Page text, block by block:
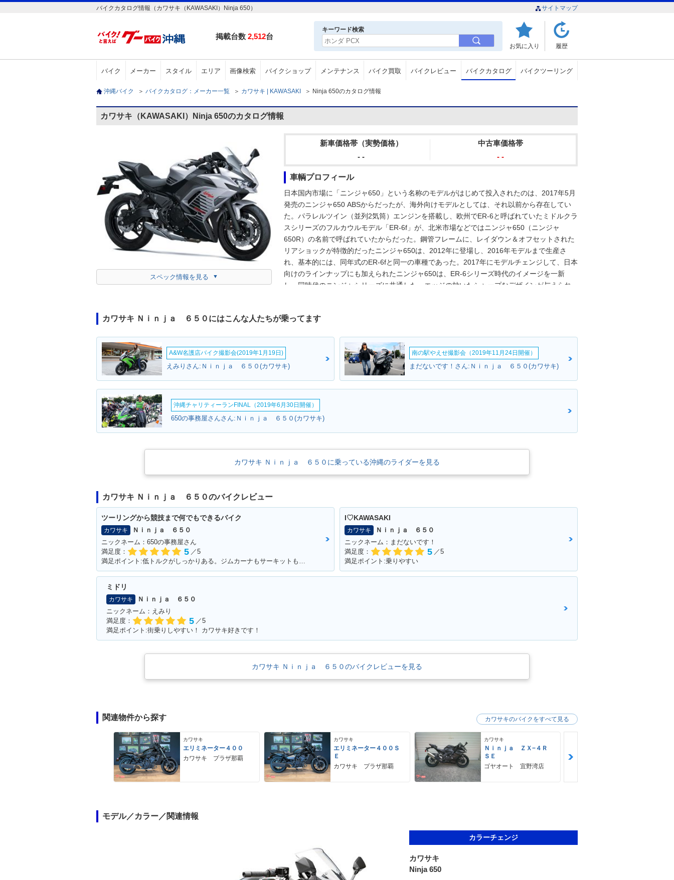
バイクカタログ情報（カワサキ（KAWASAKI）Ninja 650） サイトマップ
掲載台数 2,512台
キーワード検索
お気に入り 履歴
バイク メーカー スタイル エリア 画像検索 バイクショップ メンテナンス バイク買取 バイクレビュー バイクカタログ バイクツーリング
沖縄バイク ＞ バイクカタログ：メーカー一覧 ＞ カワサキ | KAWASAKI ＞ Ninja 650のカタログ情報
カワサキ（KAWASAKI）Ninja 650のカタログ情報
スペック情報を見る
新車価格帯（実勢価格）
- -
中古車価格帯
- -
車輌プロフィール
日本国内市場に「ニンジャ650」という名称のモデルがはじめて投入されたのは、2017年5月
発売のニンジャ650 ABSからだったが、海外向けモデルとしては、それ以前から存在してい
た。パラレルツイン（並列2気筒）エンジンを搭載し、欧州でER-6と呼ばれていたミドルクラ
スシリーズのフルカウルモデル「ER-6f」が、北米市場などではニンジャ650（ニンジャ
650R）の名前で呼ばれていたからだった。鋼管フレームに、レイダウン＆オフセットされた
リアショックが特徴的だったニンジャ650は、2012年に登場し、2016年モデルまで生産さ
れ、基本的には、同年式のER-6fと同一の車種であった。2017年にモデルチェンジして、日本
向けのラインナップにも加えられたニンジャ650は、ER-6シリーズ時代のイメージを一新
し、同時代のニンジャシリーズに共通した、エッジの効いたシャープなデザインが与えられ
った。同時にネイキッドタイプのZ650も登場し、ともにETC車載器を標準搭載していた。
された。新しくなったフロントフェアリングは、ニンジャZX-6Rに近いイメージとなり、LED
ヘッドライトやフルTFT液晶メーターなど採用していた。その仕様変更モデルは、そのまま
のかたちで日本でも販売された（2020年2月から）。2022年モデルで平成32年（令和2年）排
出ガス規制に適合。燃費表示が若干変わったが、諸元・性能に変更はなかった。2023年モデ
ルでトラクションコントールを装備した。
カワサキ Ｎｉｎｊａ ６５０にはこんな人たちが乗ってます
A&W名護店バイク撮影会(2019年1月19日)
えみりさん:Ｎｉｎｊａ ６５０(カワサキ)
南の駅やえせ撮影会（2019年11月24日開催）
まだないです！さん:Ｎｉｎｊａ ６５０(カワサキ)
沖縄チャリティーランFINAL（2019年6月30日開催）
650の事務屋さんさん:Ｎｉｎｊａ ６５０(カワサキ)
カワサキ Ｎｉｎｊａ ６５０に乗っている沖縄のライダーを見る
カワサキ Ｎｉｎｊａ ６５０のバイクレビュー
ツーリングから競技まで何でもできるバイク
カワサキ
Ｎｉｎｊａ ６５０
ニックネーム：650の事務屋さん
満足度：
5 ／5
満足ポイント:低トルクがしっかりある。ジムカーナもサーキットも走れる
I♡KAWASAKI
カワサキ
Ｎｉｎｊａ ６５０
ニックネーム：まだないです！
満足度：
5 ／5
満足ポイント:乗りやすい
ミドリ
カワサキ
Ｎｉｎｊａ ６５０
ニックネーム：えみり
満足度：
5 ／5
満足ポイント:街乗りしやすい！ カワサキ好きです！
カワサキ Ｎｉｎｊａ ６５０のバイクレビューを見る
関連物件から探す
カワサキ
エリミネーター４００
カワサキ プラザ那覇
カワサキ
エリミネーター４００Ｓ
Ｅ
カワサキ プラザ那覇
カワサキ
Ｎｉｎｊａ ＺＸ−４Ｒ
ＳＥ
ゴヤオート 宜野湾店
カワサキのバイクをすべて見る
モデル／カラー／関連情報
カラーチェンジ
カワサキ
Ninja 650